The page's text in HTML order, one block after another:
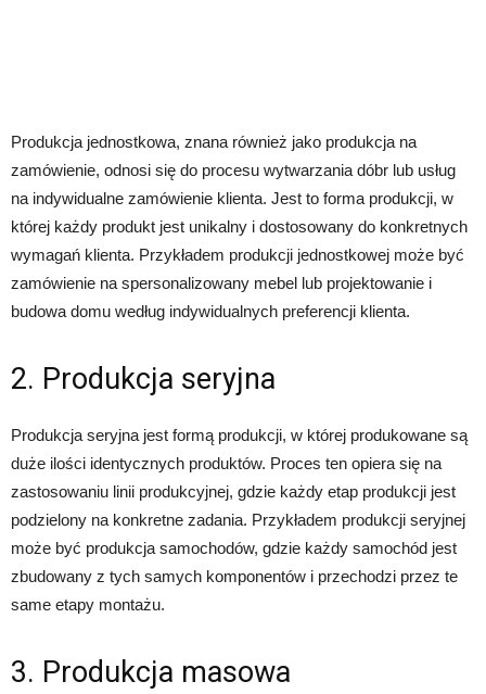
Produkcja jednostkowa, znana również jako produkcja na
zamówienie, odnosi się do procesu wytwarzania dóbr lub usług
na indywidualne zamówienie klienta. Jest to forma produkcji, w
której każdy produkt jest unikalny i dostosowany do konkretnych
wymagań klienta. Przykładem produkcji jednostkowej może być
zamówienie na spersonalizowany mebel lub projektowanie i
budowa domu według indywidualnych preferencji klienta.
2. Produkcja seryjna
Produkcja seryjna jest formą produkcji, w której produkowane są
duże ilości identycznych produktów. Proces ten opiera się na
zastosowaniu linii produkcyjnej, gdzie każdy etap produkcji jest
podzielony na konkretne zadania. Przykładem produkcji seryjnej
może być produkcja samochodów, gdzie każdy samochód jest
zbudowany z tych samych komponentów i przechodzi przez te
same etapy montażu.
3. Produkcja masowa